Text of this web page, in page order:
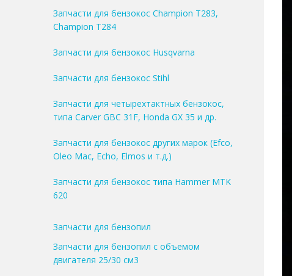
Запчасти для бензокос Champion T283,
Champion T284
Запчасти для бензокос Husqvarna
Запчасти для бензокос Stihl
Запчасти для четырехтактных бензокос,
типа Carver GBC 31F, Honda GX 35 и др.
Запчасти для бензокос других марок (Efco,
Oleo Mac, Echo, Elmos и т.д.)
Запчасти для бензокос типа Hammer MTK
620
Запчасти для бензопил
Запчасти для бензопил с объемом
двигателя 25/30 см3